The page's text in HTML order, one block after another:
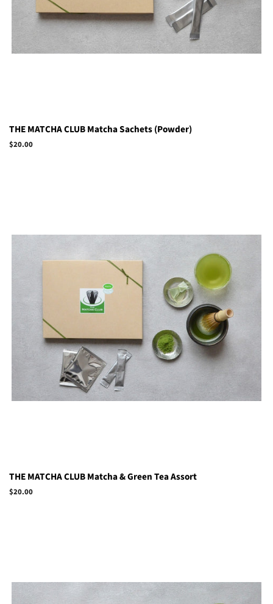
THE MATCHA CLUB Matcha Sachets (Powder)
Regular
$20.00
THE MATCHA CLUB Matcha & Green Tea Assort
Regular
$20.00